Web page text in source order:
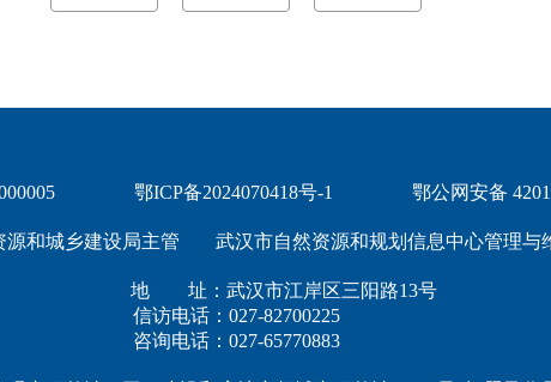
鄂ICP备2024070418号-1 鄂公网安备
源和城乡建设局主管 武汉市自然资源和规划信息中心管理与
地 址：武汉市江岸区三阳路13号
信访电话：027-82700225
咨询电话：027-65770883